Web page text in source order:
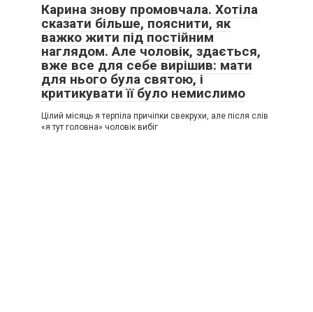
Карина знову промовчала. Хотіла
сказати більше, пояснити, як
важко жити під постійним
наглядом. Але чоловік, здається,
вже все для себе вирішив: мати
для нього була святою, і
критикувати її було немислимо
Цілий місяць я терпіла причіпки свекрухи, але після слів
«я тут головна» чоловік вибіг